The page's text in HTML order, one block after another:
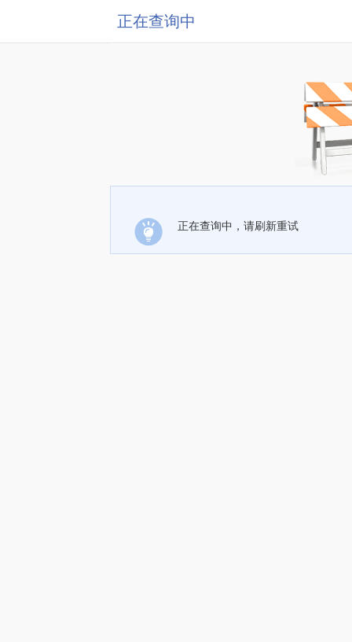
正在查询中
正在查询中，请刷新重试